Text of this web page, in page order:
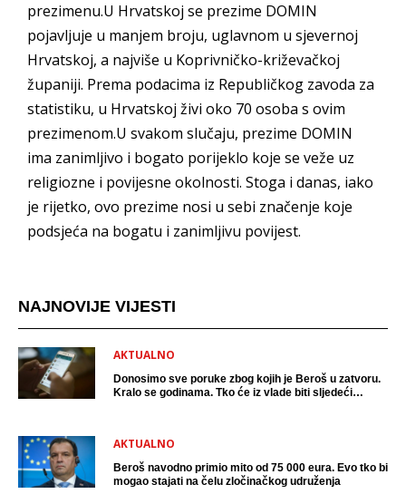
prezimenu.U Hrvatskoj se prezime DOMIN
pojavljuje u manjem broju, uglavnom u sjevernoj
Hrvatskoj, a najviše u Koprivničko-križevačkoj
županiji. Prema podacima iz Republičkog zavoda za
statistiku, u Hrvatskoj živi oko 70 osoba s ovim
prezimenom.U svakom slučaju, prezime DOMIN
ima zanimljivo i bogato porijeklo koje se veže uz
religiozne i povijesne okolnosti. Stoga i danas, iako
je rijetko, ovo prezime nosi u sebi značenje koje
podsjeća na bogatu i zanimljivu povijest.
NAJNOVIJE VIJESTI
AKTUALNO
Donosimo sve poruke zbog kojih je Beroš u zatvoru.
Kralo se godinama. Tko će iz vlade biti sljedeći
AKTUALNO
Beroš navodno primio mito od 75 000 eura. Evo tko bi
mogao stajati na čelu zločinačkog udruženja